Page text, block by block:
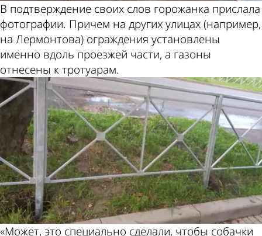
В подтверждение своих слов горожанка прислала
фотографии. Причем на других улицах (например,
на Лермонтова) ограждения установлены
именно вдоль проезжей части, а газоны
отнесены к тротуарам.
«Может, это специально сделали, чтобы собачки